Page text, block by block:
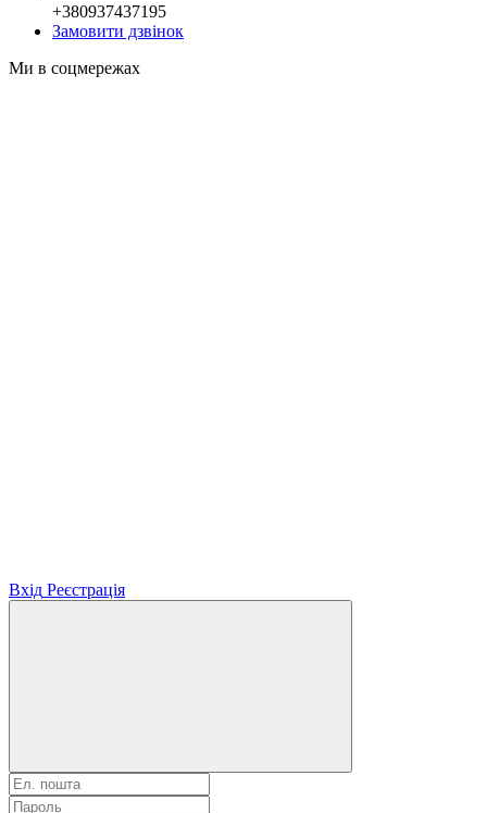
+380937437195
Замовити дзвінок
Ми в соцмережах
Вхід Реєстрація